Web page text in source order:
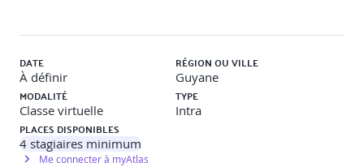
DATE
À définir
RÉGION OU VILLE
Guyane
MODALITÉ
Classe virtuelle
TYPE
Intra
PLACES DISPONIBLES
4 stagiaires minimum
Me connecter à myAtlas